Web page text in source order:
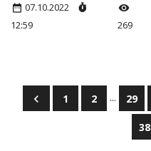
07.10.2022
12:59
269
1 2 ... 29
38